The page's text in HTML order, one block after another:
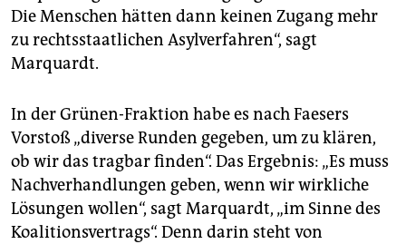
Die Menschen hätten dann keinen Zugang mehr
zu rechtsstaatlichen Asylverfahren“, sagt
Marquardt.
In der Grünen-Fraktion habe es nach Faesers
Vorstoß „diverse Runden gegeben, um zu klären,
ob wir das tragbar finden“. Das Ergebnis: „Es muss
Nachverhandlungen geben, wenn wir wirkliche
Lösungen wollen“, sagt Marquardt, „im Sinne des
Koalitionsvertrags“. Denn darin steht von